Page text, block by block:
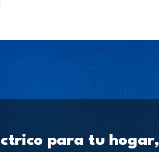
para tu hogar,